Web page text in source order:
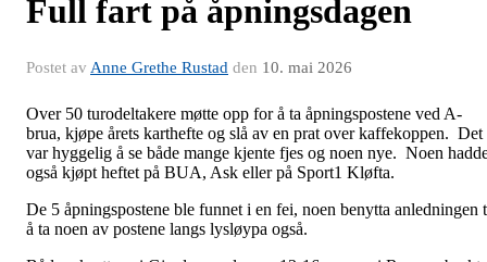
Full fart på åpningsdagen
Postet av Anne Grethe Rustad den 10. mai 2026
Over 50 turodeltakere møtte opp for å ta åpningspostene ved A-
brua, kjøpe årets karthefte og slå av en prat over kaffekoppen. Det
var hyggelig å se både mange kjente fjes og noen nye. Noen
også kjøpt heftet på BUA, Ask eller på Sport1 Kløfta.
De 5 åpningspostene ble funnet i en fei, noen benytta anledningen
å ta noen av postene langs lysløypa også.